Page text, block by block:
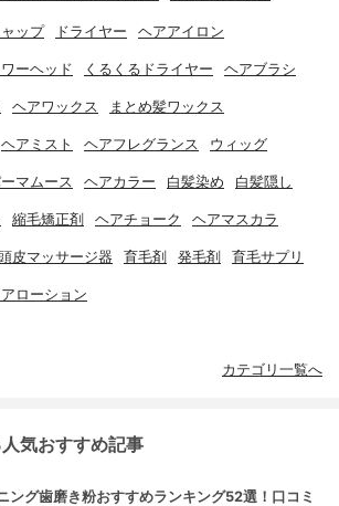
ップ ドライヤー ヘアアイロン
ーヘッド くるくるドライヤー ヘアブラシ
ヘアワックス まとめ髪ワックス
ヘアミスト ヘアフレグランス ウィッグ
マムース ヘアカラー 白髪染め 白髪隠し
縮毛矯正剤 ヘアチョーク ヘアマスカラ
皮マッサージ器 育毛剤 発毛剤 育毛サプリ
ローション
カテゴリ一覧へ
気おすすめ記事
ング歯磨き粉おすすめランキング52選！口コミ